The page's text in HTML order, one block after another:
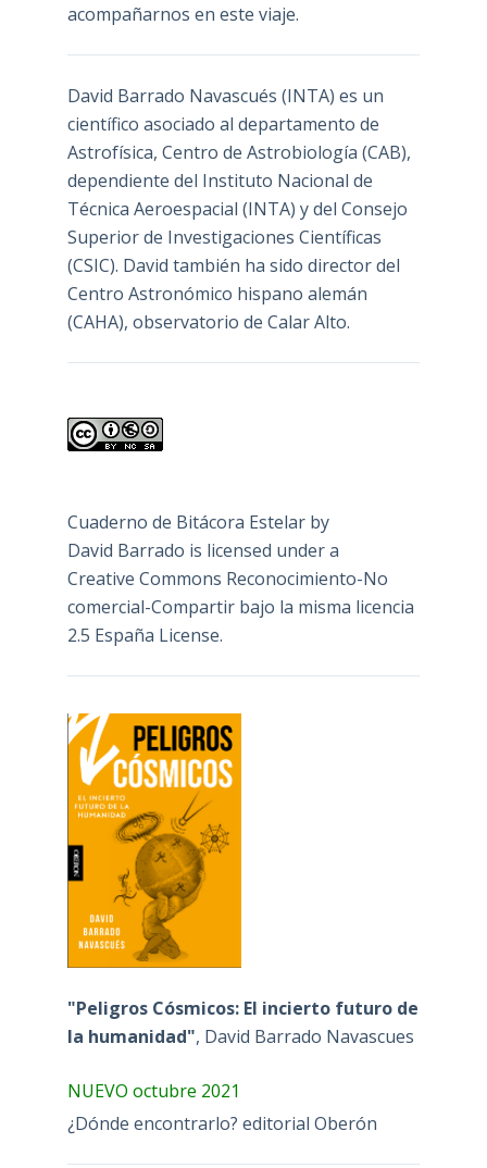
acompañarnos en este viaje.
David Barrado Navascués (INTA) es un
científico asociado al departamento de
Astrofísica, Centro de Astrobiología (CAB),
dependiente del Instituto Nacional de
Técnica Aeroespacial (INTA) y del Consejo
Superior de Investigaciones Científicas
(CSIC). David también ha sido director del
Centro Astronómico hispano alemán
(CAHA), observatorio de Calar Alto.
Cuaderno de Bitácora Estelarby
David Barrado is licensed under a
Creative Commons Reconocimiento-No
comercial-Compartir bajo la misma licencia
2.5 España License.
"Peligros Cósmicos: El incierto futuro de
la humanidad", David Barrado Navascues
NUEVO octubre 2021
¿Dónde encontrarlo? editorial Oberón